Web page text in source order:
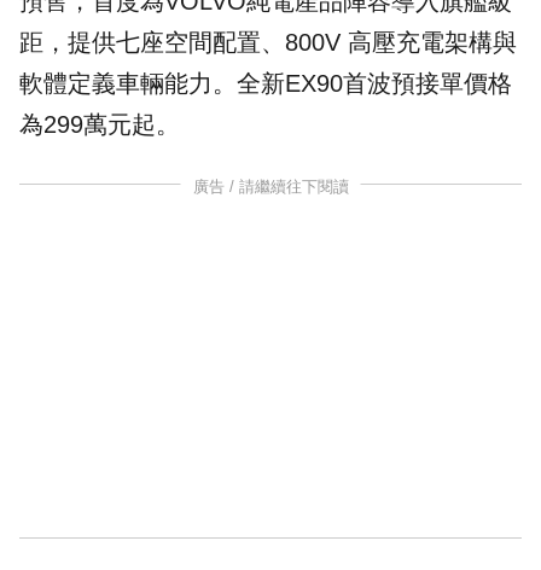
距，提供七座空間配置、800V 高壓充電架構與
軟體定義車輛能力。全新EX90首波預接單價格
為299萬元起。
廣告 / 請繼續往下閱讀